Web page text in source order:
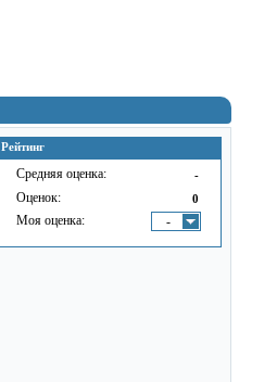
Рейтинг
Средняя оценка: -
Оценок: 0
Моя оценка: -